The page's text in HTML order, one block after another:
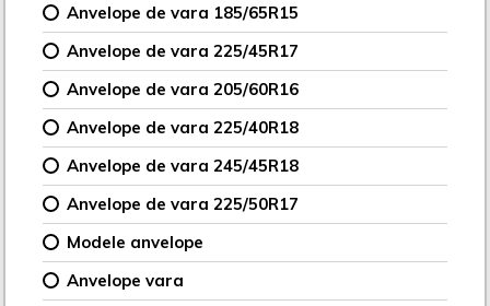
Anvelope de vara 185/65R15
Anvelope de vara 225/45R17
Anvelope de vara 205/60R16
Anvelope de vara 225/40R18
Anvelope de vara 245/45R18
Anvelope de vara 225/50R17
Modele anvelope
Anvelope vara